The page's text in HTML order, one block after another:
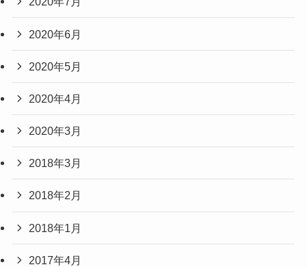
2020年6月
2020年5月
2020年4月
2020年3月
2018年3月
2018年2月
2018年1月
2017年4月